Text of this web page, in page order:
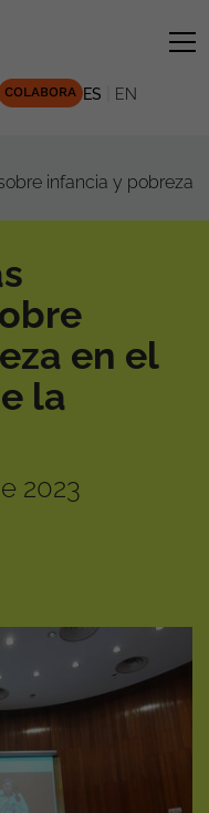
COLABORA ES EN
infancia y pobreza
en el
la
2023